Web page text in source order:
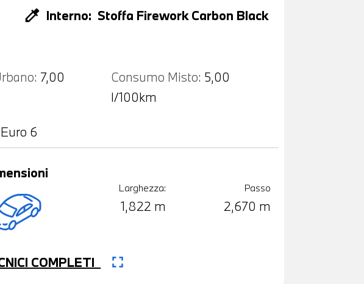
colorize Interno: Stoffa Firework Carbon Black
7,00
Consumo Misto: 5,00
l/100km
Euro 6
Larghezza:
1,822 m
Passo
2,670 m
COMPLETI fullscreen